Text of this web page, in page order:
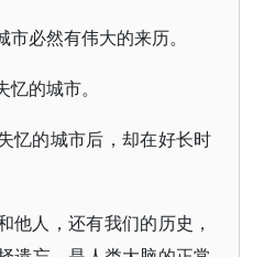
必然有伟大的来历。
的城市。
忆的城市后，却在好长时
他人，还有我们的历史，